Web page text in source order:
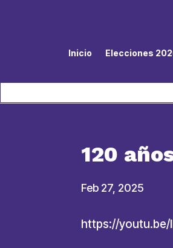
Inicio Elecciones
120
Feb 27, 2025
https://youtu.be/